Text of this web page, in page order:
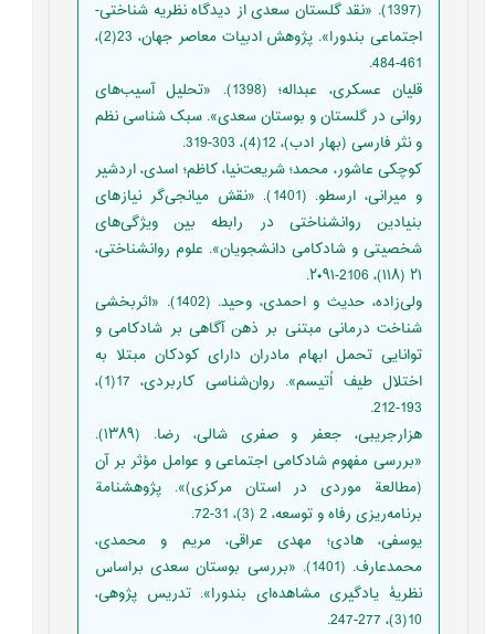
(1397). «نقد گلستان سعدی از دیدگاه نظریه شناختی-
اجتماعی بندورا». پژوهش ادبیات معاصر جهان، 23(2)،
461-484.
قلیان عسکری، عبداله؛ (1398). «تحلیل آسیب‌های
روانی در گلستان و بوستان سعدی». سبک شناسی نظم
و نثر فارسی (بهار ادب)، 12(4)، 303-319.
کوچکی عاشور، محمد؛ شریعت‌نیا، کاظم؛ اسدی، اردشیر
و میرانی، ارسطو. (1401). «نقش میانجی‌گر نیازهای
بنیادین روانشناختی در رابطه بین ویژگی‌های
شخصیتی و شادکامی دانشجویان». علوم روانشناختی،
۲۱ (۱۱۸)، 2106-۲۰۹۱.
ولی‌زاده، حدیث و احمدی، وحید. (1402). «اثربخشی
شناخت درمانی مبتنی بر ذهن آگاهی بر شادکامی و
توانایی تحمل ابهام مادران دارای کودکان مبتلا به
اختلال طیف اُتیسم». روان‌شناسی کاربردی، 17(1)،
193-212.
هزارجریبی، جعفر و صفری شالی، رضا. (۱۳۸۹).
«بررسی مفهوم شادکامی اجتماعی و عوامل مؤثر بر آن
(مطالعة موردی در استان مرکزی)». پژوهشنامة
برنامه‌ریزی رفاه و توسعه، 2 (3)، 31-72.
یوسفی، هادی؛ مهدی عراقی، مریم و محمدی،
محمدعارف. (1401). «بررسی بوستان سعدی براساس
نظریۀ یادگیری مشاهده‌‌ای بندورا». تدریس پژوهی،
10(3)، 277-247.